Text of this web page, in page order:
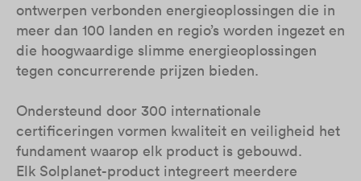
ontwerpen verbonden energieoplossingen die in
meer dan 100 landen en regio’s worden ingezet en
die hoogwaardige slimme energieoplossingen
tegen concurrerende prijzen bieden.
Ondersteund door 300 internationale
certificeringen vormen kwaliteit en veiligheid het
fundament waarop elk product is gebouwd.
Elk Solplanet-product integreert meerdere